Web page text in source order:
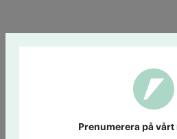
Prenumerera på